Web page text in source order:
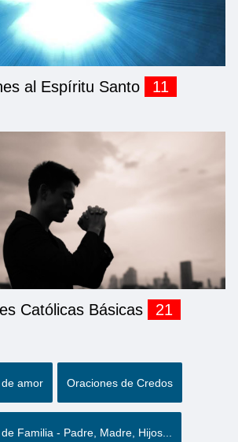
al Espíritu Santo 11
Católicas Básicas 21
amor Oraciones de Credos
Familia - Padre, Madre, Hijos...